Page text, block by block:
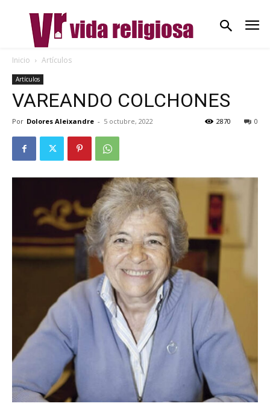
Inicio Artículos
Artículos
VAREANDO COLCHONES
Por Dolores Aleixandre - 5 octubre, 2022 0
2870